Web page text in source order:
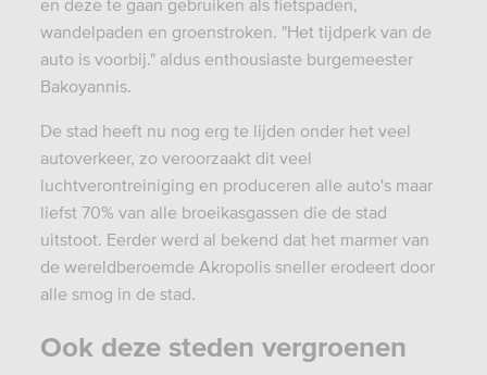
en deze te gaan gebruiken als fietspaden,
wandelpaden en groenstroken. "Het tijdperk van de
auto is voorbij." aldus enthousiaste burgemeester
Bakoyannis.
De stad heeft nu nog erg te lijden onder het veel
autoverkeer, zo veroorzaakt dit veel
luchtverontreiniging en produceren alle auto's maar
liefst 70% van alle broeikasgassen die de stad
uitstoot. Eerder werd al bekend dat het marmer van
de wereldberoemde Akropolis sneller erodeert door
alle smog in de stad.
Ook deze steden vergroenen